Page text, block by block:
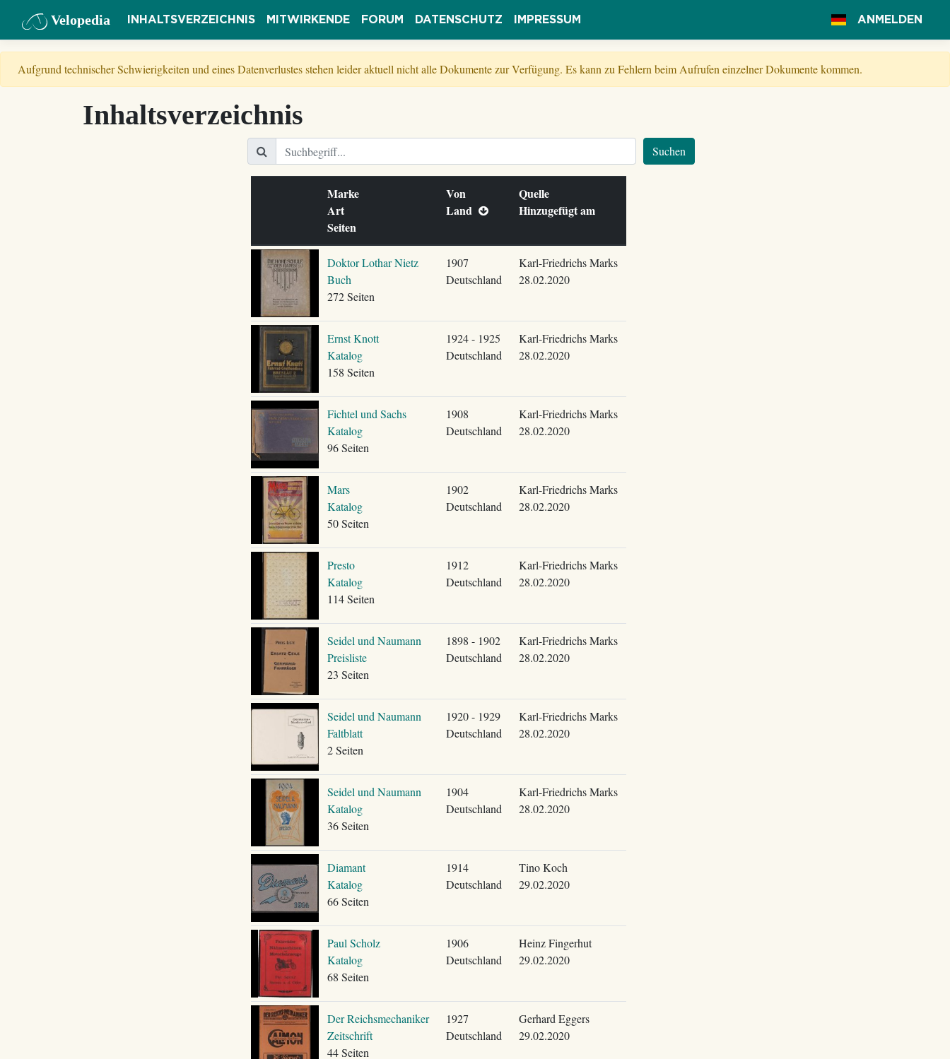
Velopedia INHALTSVERZEICHNIS MITWIRKENDE FORUM DATENSCHUTZ IMPRESSUM ANMELDEN
Aufgrund technischer Schwierigkeiten und eines Datenverlustes stehen leider aktuell nicht alle Dokumente zur Verfügung. Es kann zu Fehlern beim Aufrufen einzelner Dokumente kommen.
Inhaltsverzeichnis
Suchen
Marke
Art
Seiten
Von
Land
Quelle
Hinzugefügt am
Doktor Lothar Nietz
Buch
272 Seiten
1907
Deutschland
Karl-Friedrichs Marks
28.02.2020
Ernst Knott
Katalog
158 Seiten
1924 - 1925
Deutschland
Karl-Friedrichs Marks
28.02.2020
Fichtel und Sachs
Katalog
96 Seiten
1908
Deutschland
Karl-Friedrichs Marks
28.02.2020
Mars
Katalog
50 Seiten
1902
Deutschland
Karl-Friedrichs Marks
28.02.2020
Presto
Katalog
114 Seiten
1912
Deutschland
Karl-Friedrichs Marks
28.02.2020
Seidel und Naumann
Preisliste
23 Seiten
1898 - 1902
Deutschland
Karl-Friedrichs Marks
28.02.2020
Seidel und Naumann
Faltblatt
2 Seiten
1920 - 1929
Deutschland
Karl-Friedrichs Marks
28.02.2020
Seidel und Naumann
Katalog
36 Seiten
1904
Deutschland
Karl-Friedrichs Marks
28.02.2020
Diamant
Katalog
66 Seiten
1914
Deutschland
Tino Koch
29.02.2020
Paul Scholz
Katalog
68 Seiten
1906
Deutschland
Heinz Fingerhut
29.02.2020
Der Reichsmechaniker
Zeitschrift
44 Seiten
1927
Deutschland
Gerhard Eggers
29.02.2020